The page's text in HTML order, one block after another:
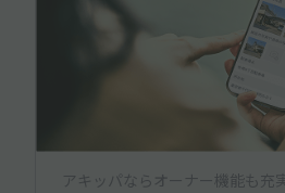
アキッパならオーナー機能も充実